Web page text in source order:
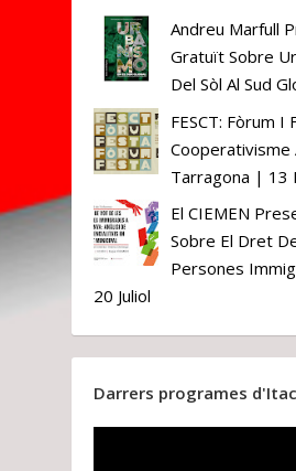
Andreu Marfull
Gratuït Sobre
Del Sòl Al Sud
FESCT: Fòrum I
Cooperativisme
Tarragona | 13
El CIEMEN
Sobre El Dret
Persones
20 Juliol
Darrers programes